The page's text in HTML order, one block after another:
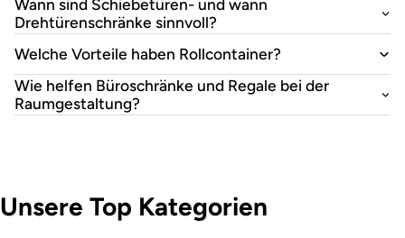
Wann sind Schiebetüren- und wann
Drehtürenschränke sinnvoll?
Welche Vorteile haben Rollcontainer?
Wie helfen Büroschränke und Regale bei der
Raumgestaltung?
Unsere Top Kategorien